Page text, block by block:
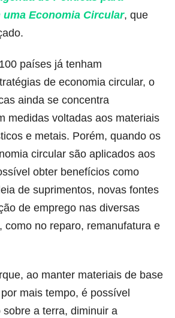
Economia Circular, que
países já tenham
de economia circular, o
ainda se concentra
medidas voltadas aos materiais
e metais. Porém, quando os
circular são aplicados aos
obter benefícios como
de suprimentos, novas fontes
de emprego nas diversas
como no reparo, remanufatura e
ao manter materiais de base
mais tempo, é possível
a terra, diminuir a